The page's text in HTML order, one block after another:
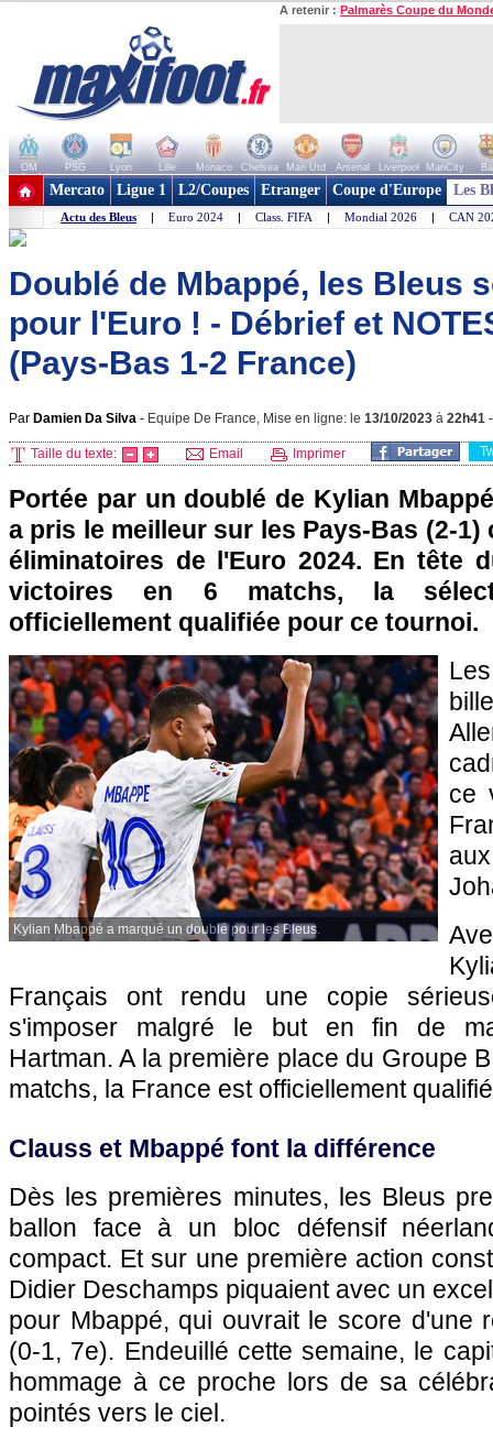
A retenir : Palmarès Coupe du
OM PSG Lyon Lille Monaco Chelsea Man Utd Arsenal Liverpool ManCity
+ de clubs
Mercato Ligue 1 L2/Coupes Etranger Coupe d'Europe Les
Actu des Bleus | Euro 2024 | Class. FIFA | Mondial 2026 | CAN
Doublé de Mbappé, les Bleus
pour l'Euro ! - Débrief et
(Pays-Bas 1-2 France)
Par Damien Da Silva - Equipe De France, Mise en ligne: le 13/10/2023 à 22h41
Taille du texte: Email Imprimer
Portée par un doublé de Kylian
a pris le meilleur sur les Pays-Bas (2-
éliminatoires de l'Euro 2024. En tête
victoires en 6 matchs, la
officiellement qualifiée pour ce tournoi.
Kylian Mbappé a marqué un doublé pour les Bleus.
ce
Français ont rendu une copie
s'imposer malgré le but en fin de
Hartman. A la première place du Groupe
matchs, la France est officiellement
Clauss et Mbappé font la différence
Dès les premières minutes, les Bleus
ballon face à un bloc défensif
compact. Et sur une première action
Didier Deschamps piquaient avec un
pour Mbappé, qui ouvrait le score d'une
(0-1, 7e). Endeuillé cette semaine, le
hommage à ce proche lors de sa
pointés vers le ciel.